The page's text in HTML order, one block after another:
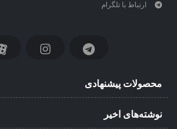
ارتباط با تلگرام
محصولات پیشنهادی
نوشته‌های اخیر